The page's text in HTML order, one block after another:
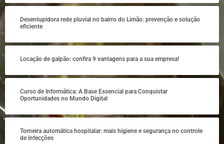
Desentupidora rede pluvial no bairro do Limão: prevenção e solução
eficiente
Locação de galpão: confira 9 vantagens para a sua empresa!
Curso de Informática: A Base Essencial para Conquistar
Oportunidades no Mundo Digital
Torneira automática hospitalar: mais higiene e segurança no controle
de infecções